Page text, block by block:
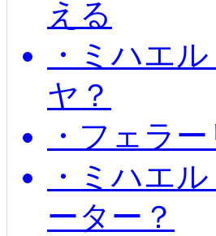
える
・ミハエ
ヤ？
・フェラ
・ミハエ
ーター？